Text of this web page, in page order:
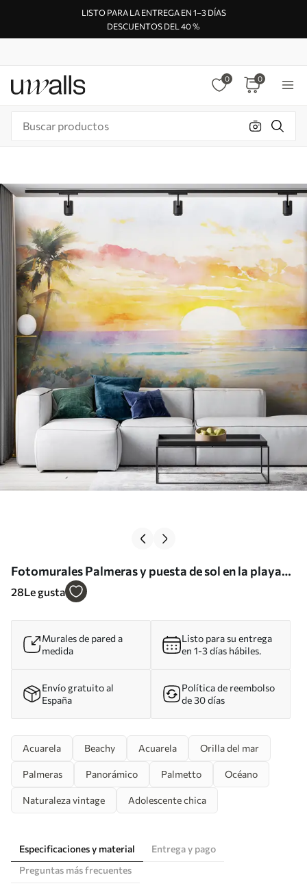
LISTO PARA LA ENTREGA EN 1–3 DÍAS
DESCUENTOS DEL 40 %
0 0
Fotomurales Palmeras y puesta de sol en la playa
Nr. u97312
28Le gusta
Murales de pared a
medida
Listo para su entrega
en 1-3 días hábiles.
Envío gratuito al
España
Política de reembolso
de 30 días
Acuarela Beachy Acuarela Orilla del mar
Palmeras Panorámico Palmetto Océano
Naturaleza vintage Adolescente chica
Especificaciones y material
Entrega y pago
Preguntas más frecuentes